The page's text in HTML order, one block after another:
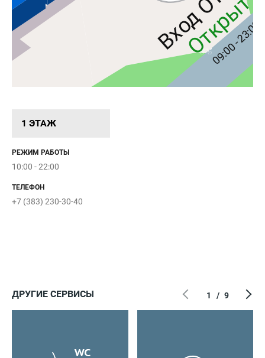
1 ЭТАЖ
РЕЖИМ РАБОТЫ
10:00 - 22:00
ТЕЛЕФОН
+7 (383) 230-30-40
Открыт
09:00 - 23:00
ДРУГИЕ СЕРВИСЫ 1 / 9